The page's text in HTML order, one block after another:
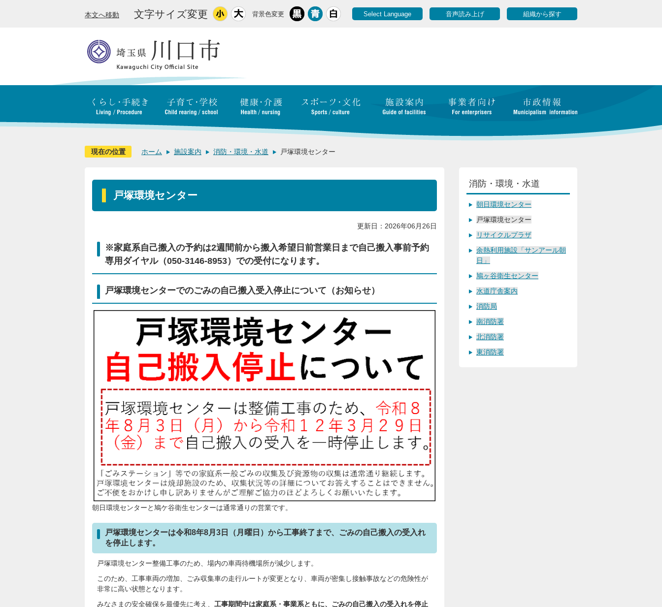
本文へ移動 文字サイズ変更 背景色変更 Select Language 音声読み上げ 組織から探す
現在の位置 ホーム 施設案内 消防・環境・水道 戸塚環境センター
戸塚環境センター
更新日：2026年06月26日
※家庭系自己搬入の予約は2週間前から搬入希望日前営業日まで自己搬入事前予約
専用ダイヤル（050-3146-8953）での受付になります。
戸塚環境センターでのごみの自己搬入受入停止について（お知らせ）
朝日環境センターと鳩ケ谷衛生センターは通常通りの営業です。
戸塚環境センターは令和8年8月3日（月曜日）から工事終了まで、ごみの自己搬入の受入れ
を停止します。
戸塚環境センター整備工事のため、場内の車両待機場所が減少します。
このため、工事車両の増加、ごみ収集車の走行ルートが変更となり、車両が密集し接触事故などの危険性が
非常に高い状態となります。
みなさまの安全確保を最優先に考え、 工事期間中は家庭系・事業系ともに、ごみの自己搬入の受入れを停止
消防・環境・水道
朝日環境センター
戸塚環境センター
リサイクルプラザ
余熱利用施設「サンアール朝
日」
鳩ヶ谷衛生センター
水道庁舎案内
消防局
南消防署
北消防署
東消防署